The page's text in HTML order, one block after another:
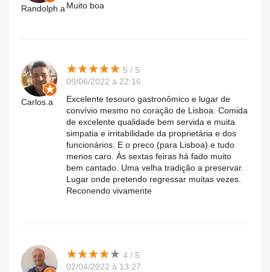
Randolph.a Muito boa
Carlos.a
★★★★★
★★★★★ 5 / 5
09/06/2022 à 22:16
Excelente tesouro gastronômico e lugar de
convívio mesmo no coração de Lisboa. Comida
de excelente qualidade bem servida e muita
simpatia e irritabilidade da proprietária e dos
funcionários. E o preco (para Lisboa) e tudo
menos caro. Às sextas feiras há fado muito
bem cantado. Uma velha tradição a preservar.
Lugar onde pretendo regressar muitas vezes.
Reconendo vivamente
★★★★★
★★★★★ 4 / 5
02/04/2022 à 13:27